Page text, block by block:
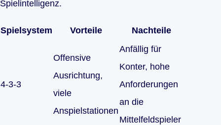
Spielintelligenz.
Spielsystem Vorteile Nachteile
4-3-3
Offensive
Ausrichtung,
viele
Anspielstationen
Anfällig für
Konter, hohe
Anforderungen
an die
Mittelfeldspieler